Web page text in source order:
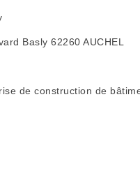
Basly 62260 AUCHEL
de construction de